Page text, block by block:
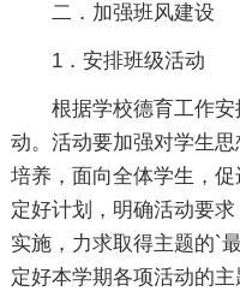
二．加强班风建设
1．安排班级活动
根据学校德育工作
动。活动要加强对学生
培养，面向全体学生，
定好计划，明确活动要
实施，力求取得主题的`
定好本学期各项活动的